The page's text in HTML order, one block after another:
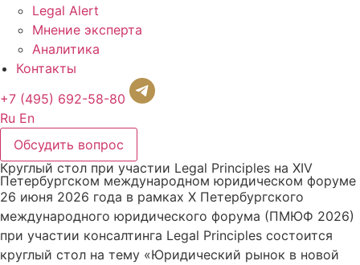
Legal Alert
Мнение эксперта
Аналитика
Контакты
+7 (495) 692-58-80
Ru En
Обсудить вопрос
Круглый стол при участии Legal Principles на ХIV
Петербургском международном юридическом форуме
26 июня 2026 года в рамках Х Петербургского
международного юридического форума (ПМЮФ 2026)
при участии консалтинга Legal Principles состоится
круглый стол на тему «Юридический рынок в новой